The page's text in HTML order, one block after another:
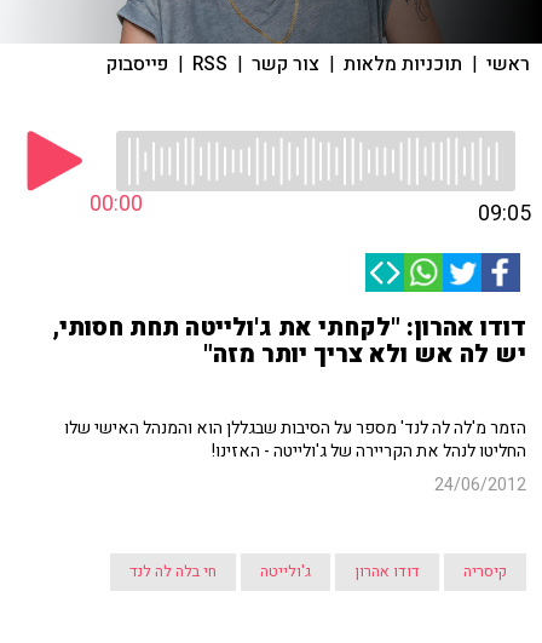
ראשי | תוכניות מלאות | צור קשר |
RSS
| פייסבוק
00:00 09:05
דודו אהרון: "לקחתי את ג'ולייטה תחת חסותי,
יש לה אש ולא צריך יותר מזה"
הזמר מ'לה לה לנד' מספר על הסיבות שבגללן הוא והמנהל האישי שלו
החליטו לנהל את הקריירה של ג'ולייטה - האזינו!
24/06/2012
קיסריה דודו אהרון ג'ולייטה חי בלה לה לנד